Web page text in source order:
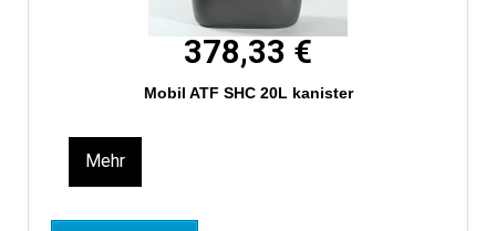
378,33 €
Mobil ATF SHC 20L kanister
Mehr